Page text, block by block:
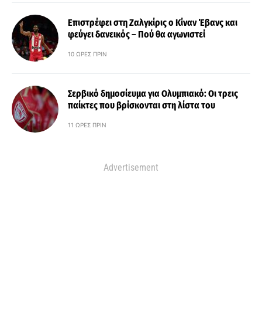
Επιστρέφει στη Ζαλγκίρις ο Κίναν Έβανς και
φεύγει δανεικός – Πού θα αγωνιστεί
10 ΏΡΕΣ ΠΡΙΝ
Σερβικό δημοσίευμα για Ολυμπιακό: Οι τρεις
παίκτες που βρίσκονται στη λίστα του
11 ΏΡΕΣ ΠΡΙΝ
Advertisement